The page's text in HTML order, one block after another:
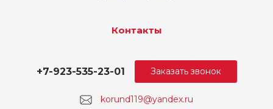
Контакты
korund119@yandex.ru
+7-923-535-23-01 Заказать звонок